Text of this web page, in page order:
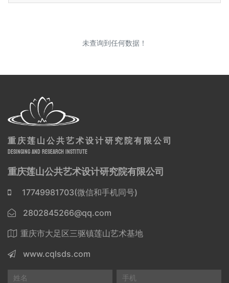
未查询到任何数据！
重庆莲山公共艺术设计研究院有限公司
DESINGING AND RESEARCH INSTITUTE
重庆莲山公共艺术设计研究院有限公司
17749981703(微信和手机同号)
2802845266@qq.com
重庆市大足区三驱镇莲山艺术基地
www.cqlsds.com